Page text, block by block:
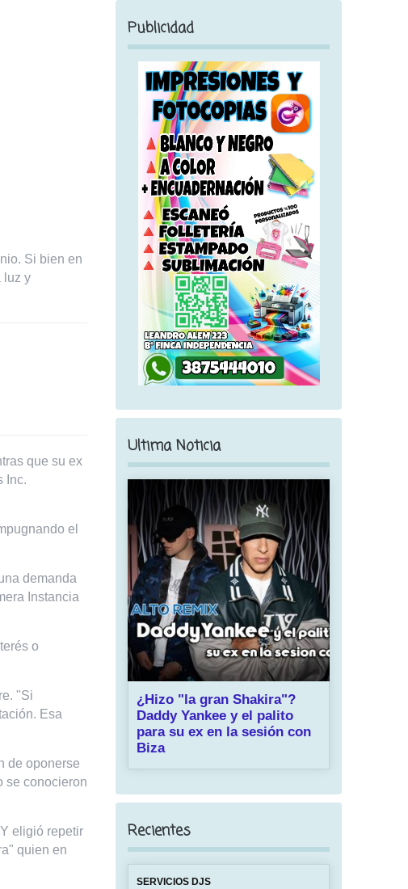
Si bien en
luz y
que su ex
Inc.
el
demanda
Instancia
o
"Si
Esa
de oponerse
se conocieron
eligió repetir
quien en
Publicidad
Ultima Noticia
¿Hizo "la gran Shakira"?
Daddy Yankee y el palito
para su ex en la sesión con
Biza
Recientes
SERVICIOS DJS